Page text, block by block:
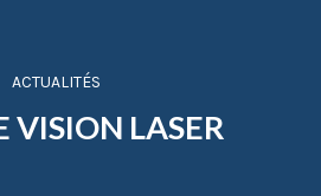
ACTUALITÉS
VISION LASER